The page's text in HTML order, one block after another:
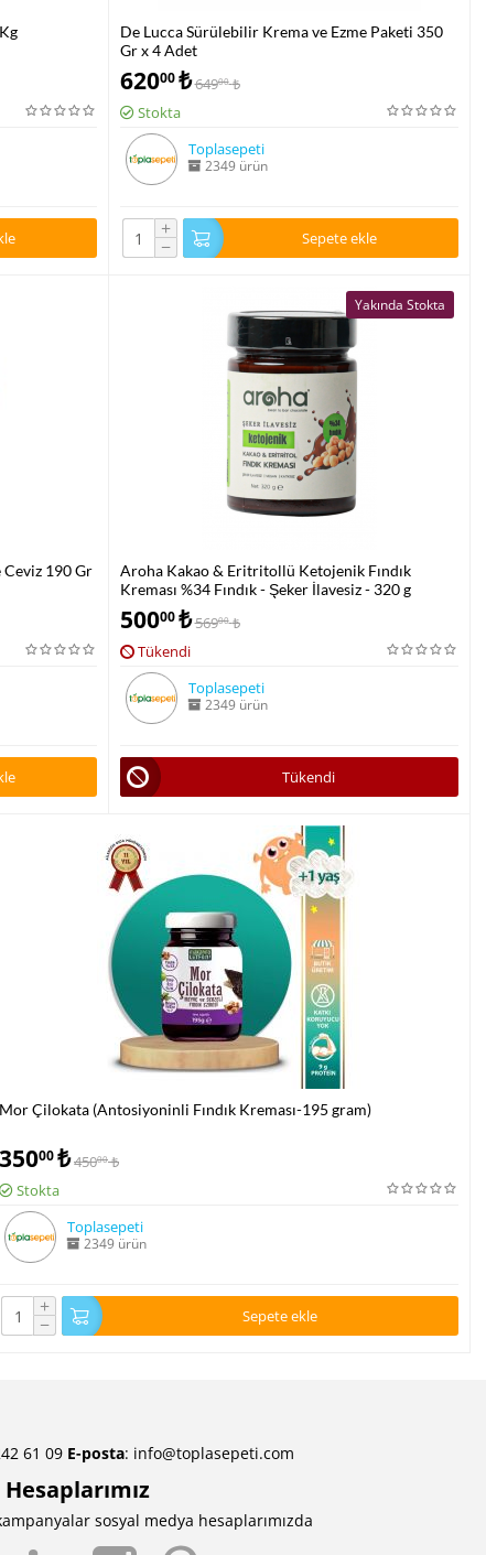
De Lucca Sürülebilir Krema ve Ezme Paketi 350
Gr x 4 Adet
62000 ₺64900 ₺
Stokta
Toplasepeti
2349 ürün
+
− Sepete ekle
Ceviz 190 Gr
Yakında Stokta
Aroha Kakao & Eritritollü Ketojenik Fındık
Kreması %34 Fındık - Şeker İlavesiz - 320 g
50000 ₺56900 ₺
Tükendi
Toplasepeti
2349 ürün
Tükendi
Mor Çilokata (Antosiyoninli Fındık Kreması-195 gram)
35000₺45000 ₺
Stokta
Toplasepeti
2349 ürün
+
− Sepete ekle
61 09 E-posta: info@toplasepeti.com
sosyal medya hesaplarımızda